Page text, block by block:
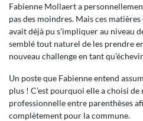
Fabienne Mollaert a
pas des moindres. Mais ces
avait déjà pu s’impliquer au niveau
semblé tout naturel de les prendre
nouveau challenge en tant
Un poste que Fabienne entend
plus ! C’est pourquoi elle a choisi
professionnelle entre parenthèses
complètement pour la commune.